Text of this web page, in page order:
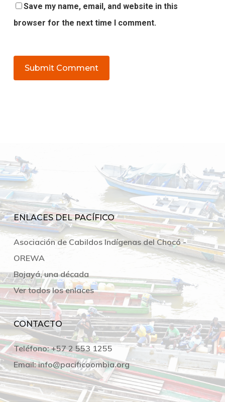
Save my name, email, and website in this
browser for the next time I comment.
ENLACES DEL PACÍFICO
Asociación de Cabildos Indígenas del Chocó -
OREWA
Bojayá, una década
Ver todos los enlaces
CONTACTO
Teléfono:+57 2 553 1255
Email: info@pacificoombia.org